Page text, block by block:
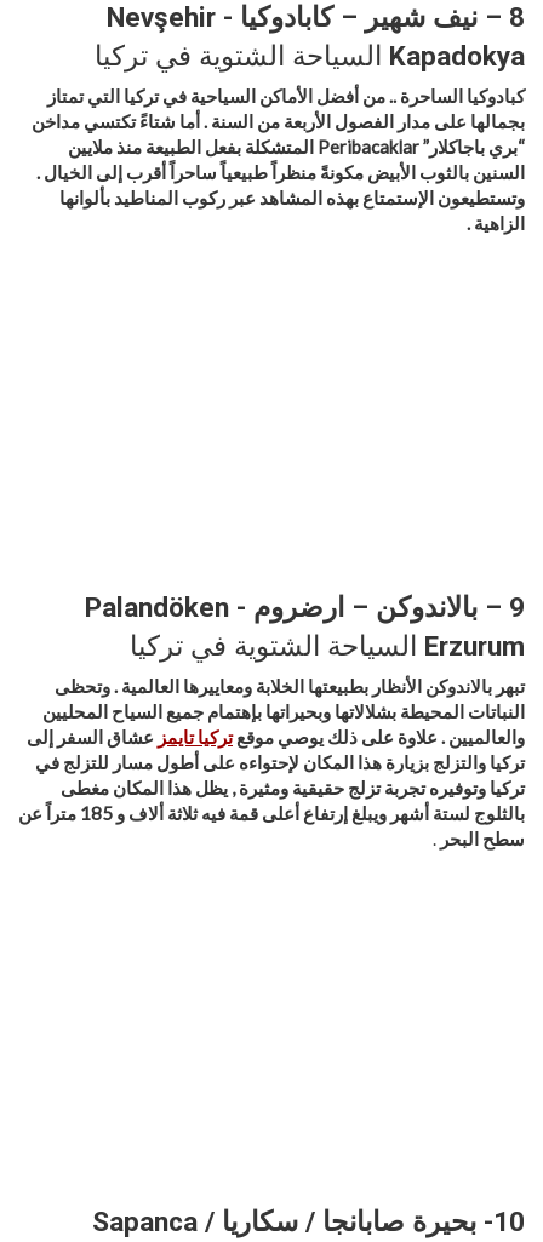
8 – نيف شهير – كابادوكيا Nevşehir -
Kapadokya السياحة الشتوية في تركيا
كبادوكيا الساحرة .. من أفضل الأماكن السياحية في تركيا التي تمتاز
بجمالها على مدار الفصول الأربعة من السنة . أما شتاءً تكتسي مداخن
“بري باجاكلار” Peribacaklar المتشكلة بفعل الطبيعة منذ ملايين
السنين بالثوب الأبيض مكونةً منظراً طبيعياً ساحراً أقرب إلى الخيال .
وتستطيعون الإستمتاع بهذه المشاهد عبر ركوب المناطيد بألوانها
الزاهية .
9 – بالاندوكن – ارضروم Palandöken -
Erzurum السياحة الشتوية في تركيا
تبهر بالاندوكن الأنظار بطبيعتها الخلابة ومعاييرها العالمية . وتحظى
النباتات المحيطة بشلالاتها وبحيراتها بإهتمام جميع السياح المحليين
والعالميين . علاوة على ذلك يوصي موقعتركيا تايمز عشاق السفر إلى
تركيا والتزلج بزيارة هذا المكان لإحتواءه على أطول مسار للتزلج في
تركيا وتوفيره تجربة تزلج حقيقية ومثيرة , يظل هذا المكان مغطى
بالثلوج لستة أشهر ويبلغ إرتفاع أعلى قمة فيه ثلاثة ألاف و 185 متراً عن
سطح البحر
10- بحيرة صابانجا / سكاريا Sapanca /